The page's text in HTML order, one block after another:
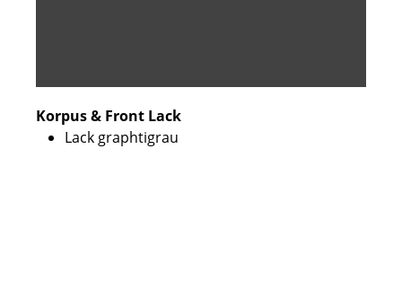
Korpus & Front Lack
Lack graphtigrau